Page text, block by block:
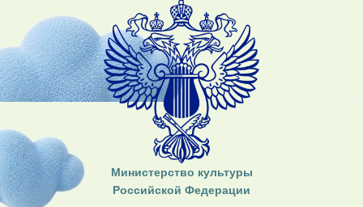
Министерство культуры
Российской Федерации